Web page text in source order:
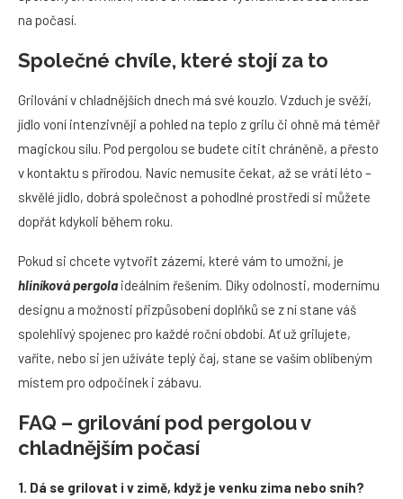
na počasí.
Společné chvíle, které stojí za to
Grilování v chladnějších dnech má své kouzlo. Vzduch je svěží,
jídlo voní intenzivněji a pohled na teplo z grilu či ohně má téměř
magickou sílu. Pod pergolou se budete cítit chráněně, a přesto
v kontaktu s přírodou. Navíc nemusíte čekat, až se vrátí léto –
skvělé jídlo, dobrá společnost a pohodlné prostředí si můžete
dopřát kdykoli během roku.
Pokud si chcete vytvořit zázemí, které vám to umožní, je
hliníková pergola ideálním řešením. Díky odolnosti, modernímu
designu a možnosti přizpůsobení doplňků se z ní stane váš
spolehlivý spojenec pro každé roční období. Ať už grilujete,
vaříte, nebo si jen užíváte teplý čaj, stane se vaším oblíbeným
místem pro odpočinek i zábavu.
FAQ – grilování pod pergolou v
chladnějším počasí
1. Dá se grilovat i v zimě, když je venku zima nebo sníh?